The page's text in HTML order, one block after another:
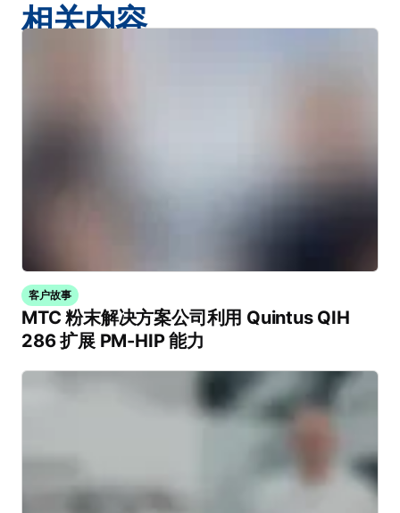
相关内容
客户故事
MTC 粉末解决方案公司利用 Quintus QIH
286 扩展 PM-HIP 能力